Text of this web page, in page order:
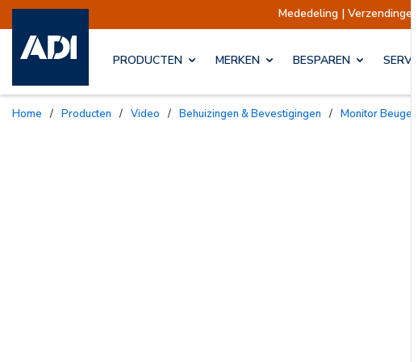
Mededeling | Verzendingen
PRODUCTEN MERKEN BESPAREN
Home / Producten / Video / Behuizingen & Bevestigingen / Monitor Beugels